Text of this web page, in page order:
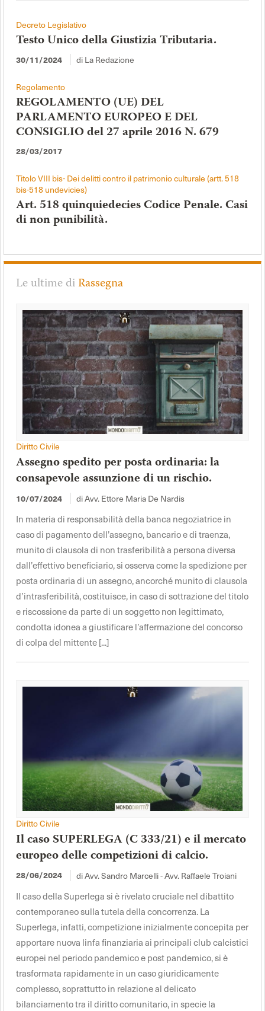
Decreto Legislativo
Testo Unico della Giustizia Tributaria.
30/11/2024 di La Redazione
Regolamento
REGOLAMENTO (UE) DEL
PARLAMENTO EUROPEO E DEL
CONSIGLIO del 27 aprile 2016 N. 679
28/03/2017
Titolo VIII bis- Dei delitti contro il patrimonio culturale (artt. 518
bis-518 undevicies)
Art. 518 quinquiedecies Codice Penale. Casi
di non punibilità.
Le ultime diRassegna
Diritto Civile
Assegno spedito per posta ordinaria: la
consapevole assunzione di un rischio.
10/07/2024 di Avv. Ettore Maria De Nardis
In materia di responsabilità della banca negoziatrice in
caso di pagamento dell’assegno, bancario e di traenza,
munito di clausola di non trasferibilità a persona diversa
dall’effettivo beneficiario, si osserva come la spedizione per
posta ordinaria di un assegno, ancorché munito di clausola
d’intrasferibilità, costituisce, in caso di sottrazione del titolo
e riscossione da parte di un soggetto non legittimato,
condotta idonea a giustificare l’affermazione del concorso
di colpa del mittente [...]
Diritto Civile
Il caso SUPERLEGA (C 333/21) e il mercato
europeo delle competizioni di calcio.
28/06/2024 di Avv. Sandro Marcelli - Avv. Raffaele Troiani
Il caso della Superlega si è rivelato cruciale nel dibattito
contemporaneo sulla tutela della concorrenza. La
Superlega, infatti, competizione inizialmente concepita per
apportare nuova linfa finanziaria ai principali club calcistici
europei nel periodo pandemico e post pandemico, si è
trasformata rapidamente in un caso giuridicamente
complesso, soprattutto in relazione al delicato
bilanciamento tra il diritto comunitario, in specie la